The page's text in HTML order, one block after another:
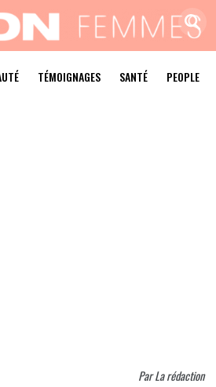
TÉMOIGNAGES SANTÉ PEOPLE
ParLa rédaction